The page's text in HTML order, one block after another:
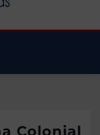
Colonial